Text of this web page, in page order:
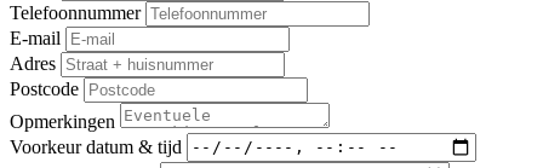
Telefoonnummer
E-mail
Adres
Postcode
Opmerkingen
Voorkeur datum & tijd